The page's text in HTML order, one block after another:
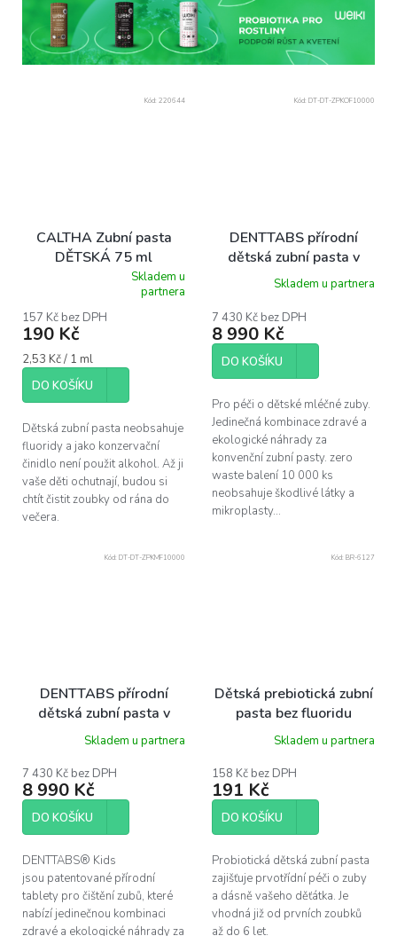
CALTHA Zubní pasta
DĚTSKÁ 75 ml
produktu
je
z
hvězdiček.
Skladem u
partnera
157 Kč bez DPH
190 Kč
Měrná
cena:
2,53 Kč / 1 ml
DO KOŠÍKU
Dětská zubní pasta neobsahuje
fluoridy a jako konzervační
činidlo není použit alkohol. Až ji
vaše děti ochutnají, budou si
chtít čistit zoubky od rána do
večera.
Kód: 220644
DENTTABS přírodní
dětská zubní pasta v
tabletách bez fluoridu
jahoda 10 000 ks Zero
waste balení
Skladem u partnera
7 430 Kč bez DPH
8 990 Kč
DO KOŠÍKU
Pro péči o dětské mléčné zuby.
Jedinečná kombinace zdravé a
ekologické náhrady za
konvenční zubní pasty. zero
waste balení 10 000 ks
neobsahuje škodlivé látky a
mikroplasty...
Kód: DT-DT-ZPKOF10000
DENTTABS přírodní
dětská zubní pasta v
tabletách s fluoridem
jahoda 10 000 ks Zero
waste balení
Skladem u partnera
7 430 Kč bez DPH
8 990 Kč
DO KOŠÍKU
DENTTABS® Kids
jsou patentované přírodní
tablety pro čištění zubů, které
nabízí jedinečnou kombinaci
zdravé a ekologické náhrady za
Kód: DT-DT-ZPKMF10000
Dětská prebiotická zubní
pasta bez fluoridu
Wooden Spoon 50ml
Skladem u partnera
158 Kč bez DPH
191 Kč
DO KOŠÍKU
Probiotická dětská zubní pasta
zajišťuje prvotřídní péči o zuby
a dásně vašeho děťátka. Je
vhodná již od prvních zoubků
až do 6 let.
Kód: BR-6127